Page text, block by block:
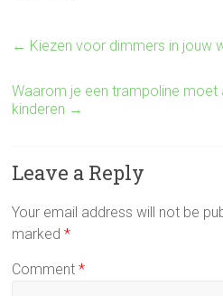
← Kiezen voor dimmers in jouw
Waarom je een trampoline moet
kinderen →
Leave a Reply
Your email address will not be
marked*
Comment*